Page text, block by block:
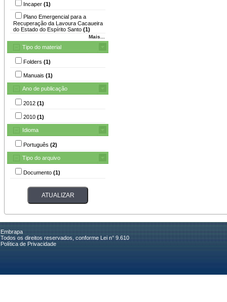
Incaper (1)
Plano Emergencial para a
Recuperação da Lavoura Cacaueira
do Estado do Espírito Santo (1)
Mais...
Tipo do material
Folders (1)
Manuais (1)
Ano de publicação
2012 (1)
2010 (1)
Idioma
Português (2)
Tipo do arquivo
Documento (1)
Embrapa
Todos os direitos reservados, conforme Lei n° 9.610
Política de Privacidade